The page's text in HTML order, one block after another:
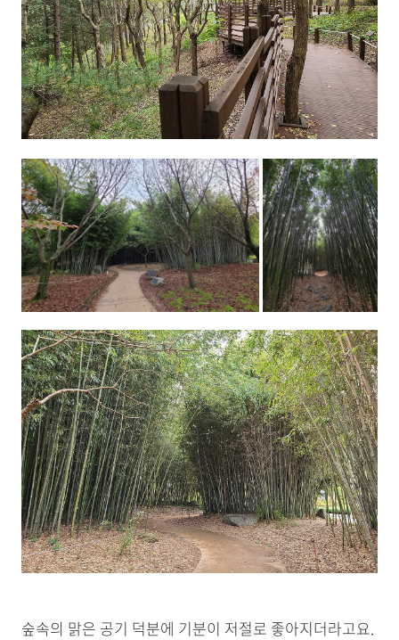
숲속의 맑은 공기 덕분에 기분이 저절로 좋아지더라고요.